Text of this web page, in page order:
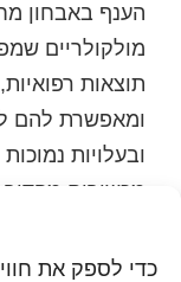
כדי לספק את
הענף באבחון
מולקולריים
תוצאות
ומאפשרת להם
ובעלויות נמוכות
מכשירים מהדור
בתוך שעה